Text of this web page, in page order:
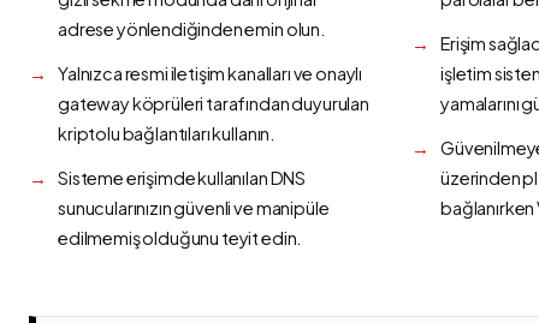
adrese yönlendiğinden emin olun.
Yalnızca resmi iletişim kanalları ve onaylı
gateway köprüleri tarafından duyurulan
kriptolu bağlantıları kullanın.
Sisteme erişimde kullanılan DNS
sunucularınızın güvenli ve manipüle
edilmemiş olduğunu teyit edin.
Erişim
işletim
yamalarını
üzerinden
bağlanırken